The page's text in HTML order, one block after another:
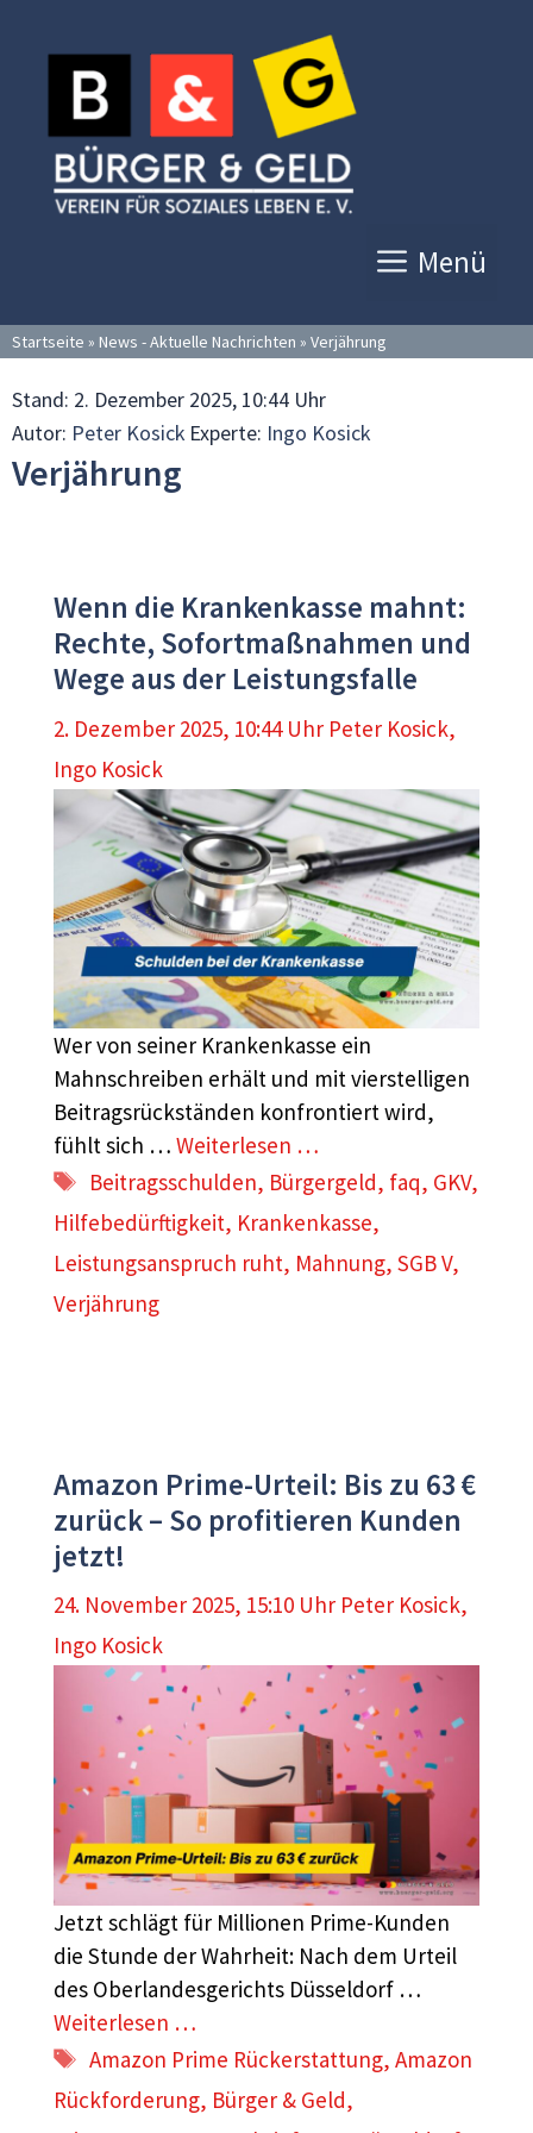
Inhalt
springen
Menü
Startseite » News - Aktuelle Nachrichten » Verjährung
Stand: 2. Dezember 2025, 10:44 Uhr
Autor: Peter Kosick Experte: Ingo Kosick
Verjährung
Wenn die Krankenkasse mahnt:
Rechte, Sofortmaßnahmen und
Wege aus der Leistungsfalle
2. Dezember 2025, 10:44 Uhr Peter Kosick,
Ingo Kosick
Wer von seiner Krankenkasse ein
Mahnschreiben erhält und mit vierstelligen
Beitragsrückständen konfrontiert wird,
fühlt sich … Weiterlesen …
Schlagwörter
Beitragsschulden, Bürgergeld, faq, GKV,
Hilfebedürftigkeit, Krankenkasse,
Leistungsanspruch ruht, Mahnung, SGB V,
Verjährung
Amazon Prime-Urteil: Bis zu 63 €
zurück – So profitieren Kunden
jetzt!
24. November 2025, 15:10 Uhr Peter Kosick,
Ingo Kosick
Jetzt schlägt für Millionen Prime-Kunden
die Stunde der Wahrheit: Nach dem Urteil
des Oberlandesgerichts Düsseldorf …
Weiterlesen …
Schlagwörter
Amazon Prime Rückerstattung,Amazon
Rückforderung, Bürger & Geld,